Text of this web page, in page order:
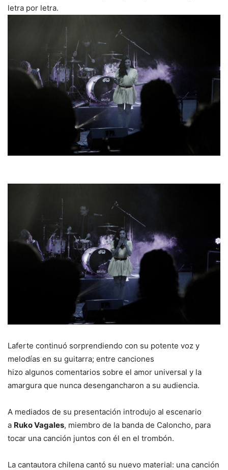
letra por letra.
Laferte continuó sorprendiendo con su potente voz y
melodías en su guitarra; entre canciones
hizo algunos comentarios sobre el amor universal y la
amargura que nunca desengancharon a su audiencia.
A mediados de su presentación introdujo al escenario
a Ruko Vagales, miembro de la banda de Caloncho, para
tocar una canción juntos con él en el trombón.
La cantautora chilena cantó su nuevo material: una canción